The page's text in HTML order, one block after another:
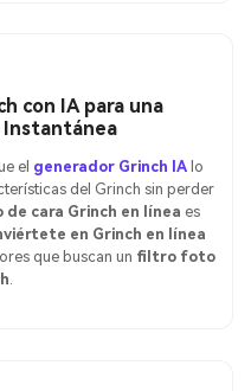
con IA para una
Instantánea
el generador Grinch IA lo
del Grinch sin perder
de cara Grinch en línea es
en Grinch en línea
que buscan un filtro foto
.